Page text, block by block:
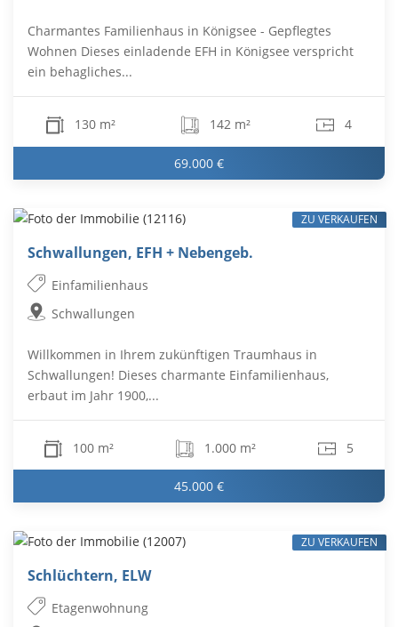
Charmantes Familienhaus in Königsee - Gepflegtes
Wohnen Dieses einladende EFH in Königsee verspricht
ein behagliches...
130 m² 142 m² 4
69.000 €
Schwallungen, EFH + Nebengeb.
Einfamilienhaus
Schwallungen
Willkommen in Ihrem zukünftigen Traumhaus in
Schwallungen! Dieses charmante Einfamilienhaus,
erbaut im Jahr 1900,...
100 m² 1.000 m² 5
45.000 €
ZU VERKAUFEN
Schlüchtern, ELW
Etagenwohnung
ZU VERKAUFEN